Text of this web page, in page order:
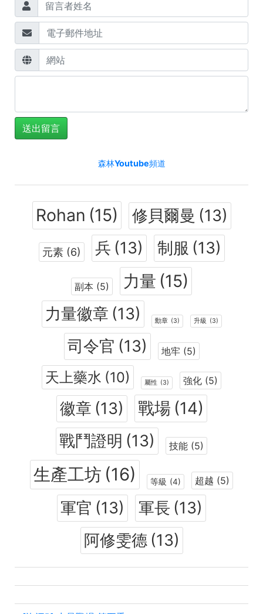
森林Youtube頻道
Rohan (15) 修貝爾曼 (13)
元素 (6) 兵 (13) 制服 (13)
副本 (5) 力量 (15)
力量徽章 (13) 勳章 (3) 升級 (3)
司令官 (13) 地牢 (5)
天上藥水 (10) 屬性 (3) 強化 (5)
徽章 (13) 戰場 (14)
戰鬥證明 (13) 技能 (5)
生產工坊 (16) 等級 (4) 超越 (5)
軍官 (13) 軍長 (13)
阿修雯德 (13)